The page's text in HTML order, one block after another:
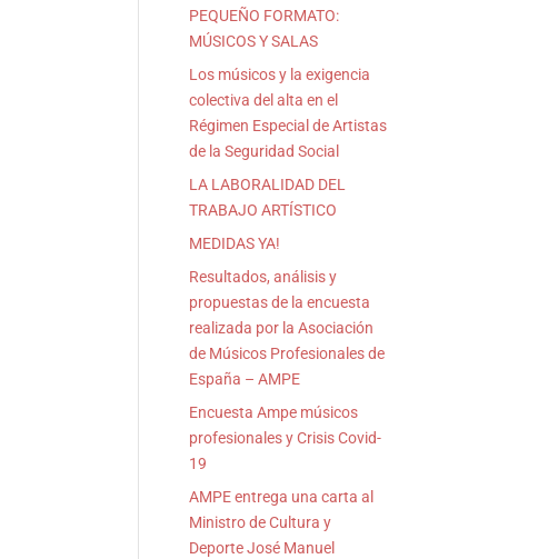
PEQUEÑO FORMATO:
MÚSICOS Y SALAS
Los músicos y la exigencia
colectiva del alta en el
Régimen Especial de Artistas
de la Seguridad Social
LA LABORALIDAD DEL
TRABAJO ARTÍSTICO
MEDIDAS YA!
Resultados, análisis y
propuestas de la encuesta
realizada por la Asociación
de Músicos Profesionales de
España – AMPE
Encuesta Ampe músicos
profesionales y Crisis Covid-
19
AMPE entrega una carta al
Ministro de Cultura y
Deporte José Manuel